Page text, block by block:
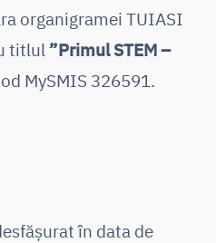
organigramei TUIASI
titlul ”Primul STEM –
MySMIS 326591.
în data de